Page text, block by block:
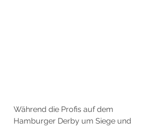
Während die Profis auf dem
Hamburger Derby um Siege und